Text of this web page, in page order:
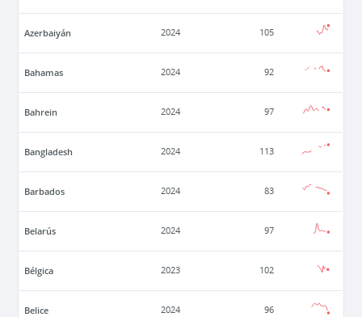
Azerbaiyán 2024 105
Bahamas 2024 92
Bahrein 2024 97
Bangladesh 2024 113
Barbados 2024 83
Belarús 2024 97
Bélgica 2023 102
Belice 2024 96